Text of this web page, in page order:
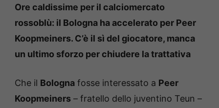
Ore caldissime per il calciomercato
rossoblù: il Bologna ha accelerato per Peer
Koopmeiners. C’è il sì del giocatore, manca
un ultimo sforzo per chiudere la trattativa
Che il Bologna fosse interessato a Peer
Koopmeiners – fratello dello juventino Teun –